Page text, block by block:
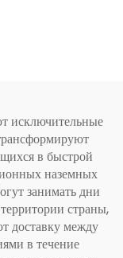
исключительные
в быстрой
наземных
занимать дни
страны,
доставку между
в течение